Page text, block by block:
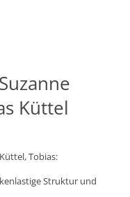
Küttel
Tobias:
Struktur und